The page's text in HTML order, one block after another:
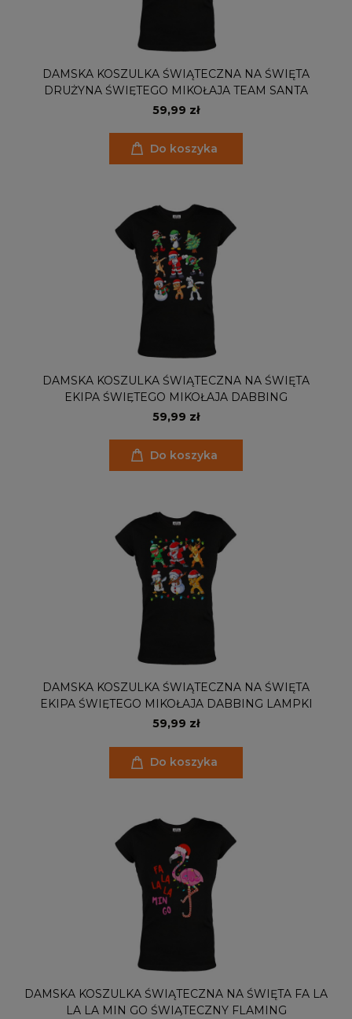
DAMSKA KOSZULKA ŚWIĄTECZNA NA ŚWIĘTA
DRUŻYNA ŚWIĘTEGO MIKOŁAJA TEAM SANTA
59,99 zł
Do koszyka
DAMSKA KOSZULKA ŚWIĄTECZNA NA ŚWIĘTA
EKIPA ŚWIĘTEGO MIKOŁAJA DABBING
59,99 zł
Do koszyka
DAMSKA KOSZULKA ŚWIĄTECZNA NA ŚWIĘTA
EKIPA ŚWIĘTEGO MIKOŁAJA DABBING LAMPKI
59,99 zł
Do koszyka
DAMSKA KOSZULKA ŚWIĄTECZNA NA ŚWIĘTA FA LA
LA LA MIN GO ŚWIĄTECZNY FLAMING